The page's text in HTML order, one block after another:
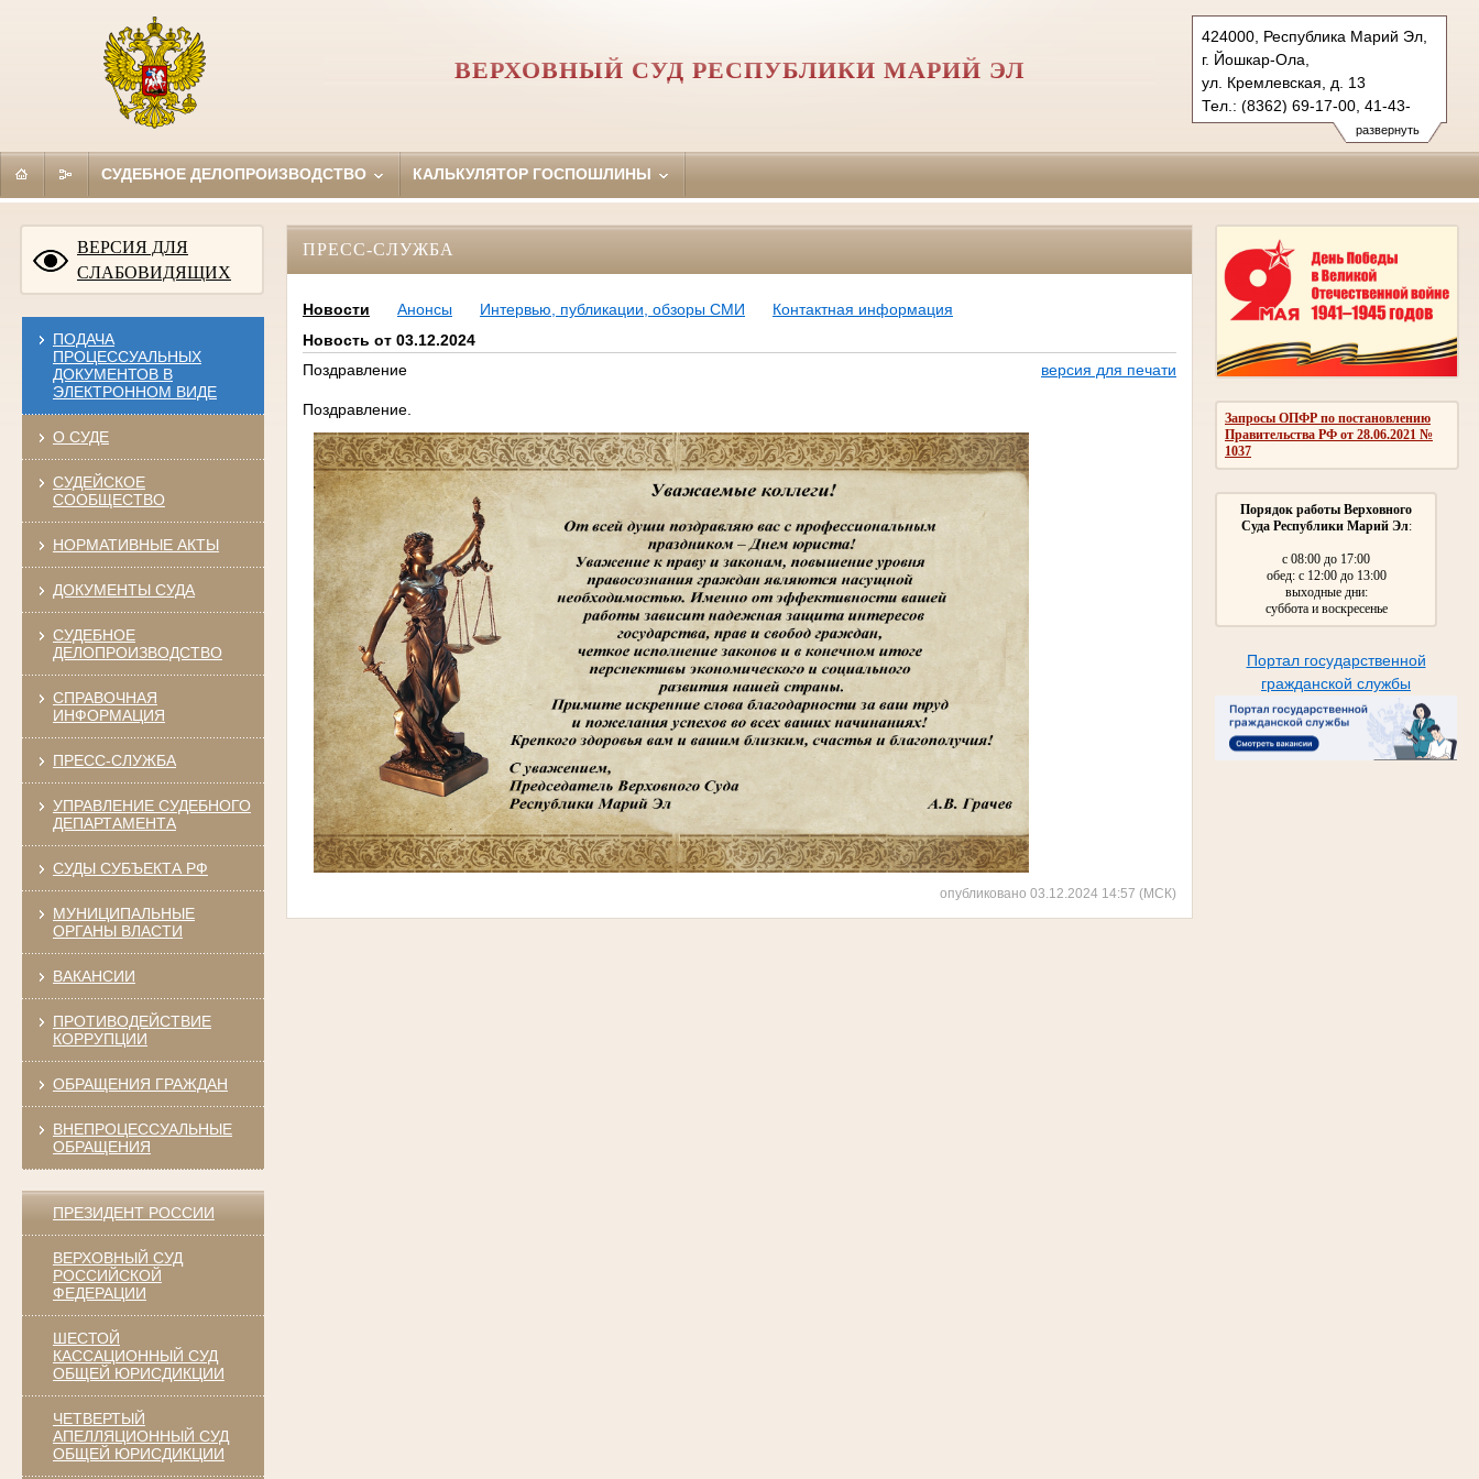
развернуть
424000, Республика Марий Эл,
г. Йошкар-Ола,
ул. Кремлевская, д. 13
Тел.: (8362) 69-17-00, 41-43-
89 (ф.)
vs.mari@sudrf.ru
ВЕРХОВНЫЙ СУД РЕСПУБЛИКИ МАРИЙ ЭЛ
СУДЕБНОЕ ДЕЛОПРОИЗВОДСТВО КАЛЬКУЛЯТОР ГОСПОШЛИНЫ
ВЕРСИЯ ДЛЯ
СЛАБОВИДЯЩИХ
ПОДАЧА
ПРОЦЕССУАЛЬНЫХ
ДОКУМЕНТОВ В
ЭЛЕКТРОННОМ ВИДЕ
О СУДЕ
СУДЕЙСКОЕ
СООБЩЕСТВО
НОРМАТИВНЫЕ АКТЫ
ДОКУМЕНТЫ СУДА
СУДЕБНОЕ
ДЕЛОПРОИЗВОДСТВО
СПРАВОЧНАЯ
ИНФОРМАЦИЯ
ПРЕСС-СЛУЖБА
УПРАВЛЕНИЕ СУДЕБНОГО
ДЕПАРТАМЕНТА
СУДЫ СУБЪЕКТА РФ
МУНИЦИПАЛЬНЫЕ
ОРГАНЫ ВЛАСТИ
ВАКАНСИИ
ПРОТИВОДЕЙСТВИЕ
КОРРУПЦИИ
ОБРАЩЕНИЯ ГРАЖДАН
ВНЕПРОЦЕССУАЛЬНЫЕ
ОБРАЩЕНИЯ
ПРЕЗИДЕНТ РОССИИ
ВЕРХОВНЫЙ СУД
РОССИЙСКОЙ
ФЕДЕРАЦИИ
ШЕСТОЙ
КАССАЦИОННЫЙ СУД
ОБЩЕЙ ЮРИСДИКЦИИ
ЧЕТВЕРТЫЙ
АПЕЛЛЯЦИОННЫЙ СУД
ОБЩЕЙ ЮРИСДИКЦИИ
Запросы ОПФР по постановлению
Правительства РФ от 28.06.2021 №
1037
Порядок работы Верховного
Суда Республики Марий Эл:
с 08:00 до 17:00
обед: с 12:00 до 13:00
выходные дни:
суббота и воскресенье
Портал государственной
гражданской службы
ПРЕСС-СЛУЖБА
Новости Анонсы Интервью, публикации, обзоры СМИ
Контактная информация
Новость от 03.12.2024
Поздравление
версия для печати
Поздравление.
опубликовано 03.12.2024 14:57 (МСК)